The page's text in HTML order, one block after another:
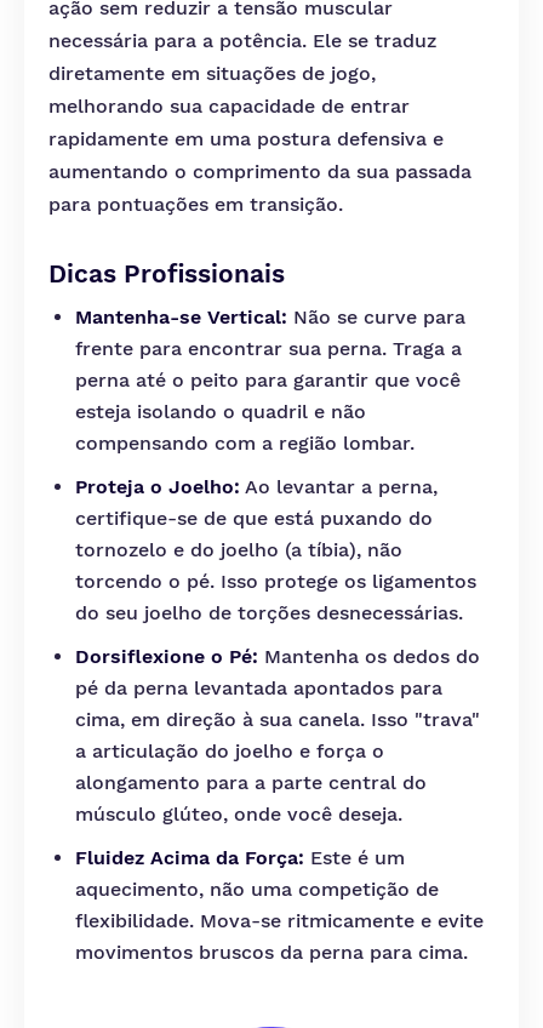
ação sem reduzir a tensão muscular
necessária para a potência. Ele se traduz
diretamente em situações de jogo,
melhorando sua capacidade de entrar
rapidamente em uma postura defensiva e
aumentando o comprimento da sua passada
para pontuações em transição.
Dicas Profissionais
Mantenha-se Vertical: Não se curve para
frente para encontrar sua perna. Traga a
perna até o peito para garantir que você
esteja isolando o quadril e não
compensando com a região lombar.
Proteja o Joelho: Ao levantar a perna,
certifique-se de que está puxando do
tornozelo e do joelho (a tíbia), não
torcendo o pé. Isso protege os ligamentos
do seu joelho de torções desnecessárias.
Dorsiflexione o Pé: Mantenha os dedos do
pé da perna levantada apontados para
cima, em direção à sua canela. Isso "trava"
a articulação do joelho e força o
alongamento para a parte central do
músculo glúteo, onde você deseja.
Fluidez Acima da Força: Este é um
aquecimento, não uma competição de
flexibilidade. Mova-se ritmicamente e evite
movimentos bruscos da perna para cima.